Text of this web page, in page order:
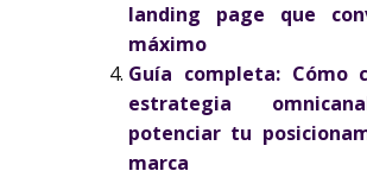
landing page que
máximo
Guía completa: Cómo
estrategia
potenciar tu
marca